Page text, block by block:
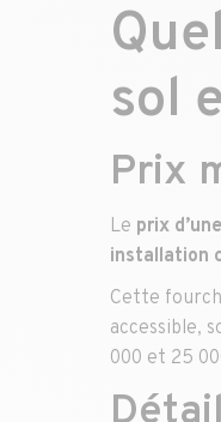
sol
Prix
Le prix
installation
Cette
accessible,
000 et 25